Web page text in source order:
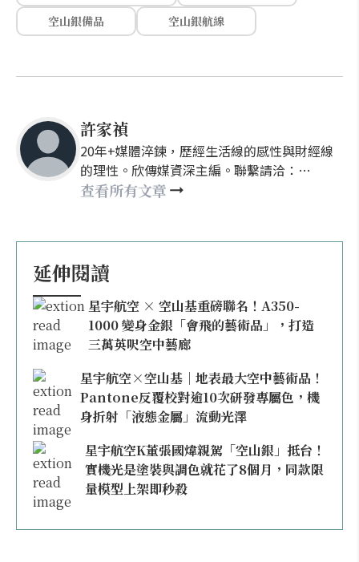
空山銀備品
空山銀航線
許家禎
20年+媒體淬鍊，歷經生活線的感性與財經線
的理性。欣傳媒資深主編。聯繫請洽：
nellyhsu@xinmedia.com
查看所有文章
延伸閱讀
星宇航空 × 空山基重磅聯名！A350-
1000 變身金銀「會飛的藝術品」，打造
三萬英呎空中藝廊
星宇航空×空山基｜地表最大空中藝術品！
Pantone反覆校對逾10次研發專屬色，機
身折射「液態金屬」流動光澤
星宇航空K董張國煒親駕「空山銀」抵台！
實機光是塗裝與調色就花了8個月，同款限
量模型上架即秒殺